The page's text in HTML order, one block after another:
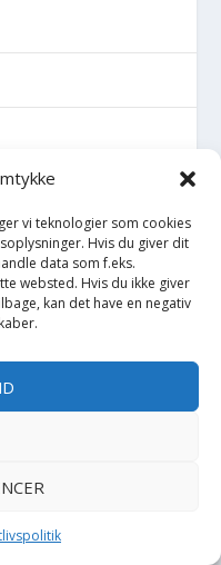
vi teknologier som cookies
Hvis du giver dit
data som f.eks.
websted. Hvis du ikke giver
kan det have en negativ